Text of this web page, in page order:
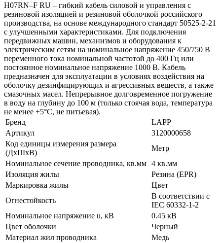
H07RN–F RU – гибкий кабель силовой и управления с
резиновой изоляцией и резиновой оболочкой российского
производства, на основе международного стандарт 50525-2-21
с улучшенными характеристиками. Для подключения
передвижных машин, механизмов и оборудования к
электрическим сетям на номинальное напряжение 450/750 В
переменного тока номинальной частотой до 400 Гц или
постоянное номинальное напряжение 1000 В. Кабель
предназначен для эксплуатации в условиях воздействия на
оболочку дезинфицирующих и агрессивных веществ, а также
смазочных масел. Непрерывное долговременное погружение
в воду на глубину до 100 м (только стоячая вода, температура
не менее +5°С, не питьевая).
Бренд
LAPP
Артикул
3120000658
Код единицы измерения размера
(ДхШхВ)
Метр
Номинальное сечение проводника, кв.мм 4 кв.мм
Изоляция жилы
Резина (EPR)
Маркировка жилы
Цвет
Огнестойкость
В соответствии с
IEC 60332-1-2
Номинальное напряжение u, кВ
0.45 кВ
Цвет оболочки
Черный
Материал жил проводника
Медь